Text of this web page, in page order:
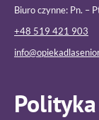
Biuro czynne: Pn. –
+48 519 421 903